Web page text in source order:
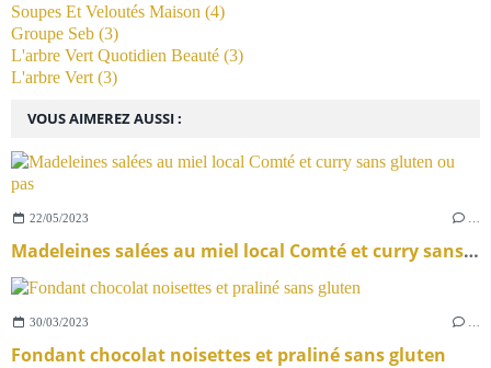
VOUS AIMEREZ AUSSI :
22/05/2023
Madeleines salées au miel local Comté et curry sans gluten ou pas
30/03/2023
Fondant chocolat noisettes et praliné sans gluten
Soupes Et Veloutés Maison (4)
Groupe Seb (3)
L'arbre Vert Quotidien Beauté (3)
L'arbre Vert (3)